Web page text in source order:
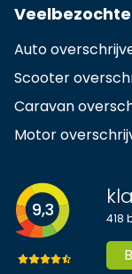
Auto
Scooter
Caravan
Motor
9,3 418